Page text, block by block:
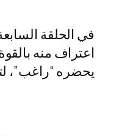
في الحلقة
اعتراف منه
يحضره “راغب”،